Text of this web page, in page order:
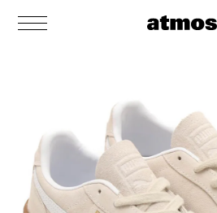
MEN
ウェア
バッグ
アクセサリー
シューズ
ブーツ
サンダル
その他
ウェア
アウター
パンツ
ソックス
バッグ
バックパック / リュック
ショルダー / メッセンジャーバッグ
トート / エコバッグ
クラッチ / セカンドバッグ
アクセサリー
ポーチ / ウォレット
帽子
グッズ / アクセサリー
その他
その他
シューケア / グッズ
おもちゃ / フィギュア
その他
すべてのその他
WOMENS
ウェア
バッグ
アクセサリー
シューズ
ブーツ
サンダル / パンプス
その他
ウェア
アウター
パンツ
ワンピース
バッグ
バックパック / リュック
ショルダー / メッセンジャーバッグ
トート / エコバッグ
クラッチ / セカンドバッグ
アクセサリー
ポーチ / ウォレット
帽子
グッズ / アクセサリー
その他
その他
シューケア / グッズ
おもちゃ / フィギュア
その他
すべてのその他
1 10